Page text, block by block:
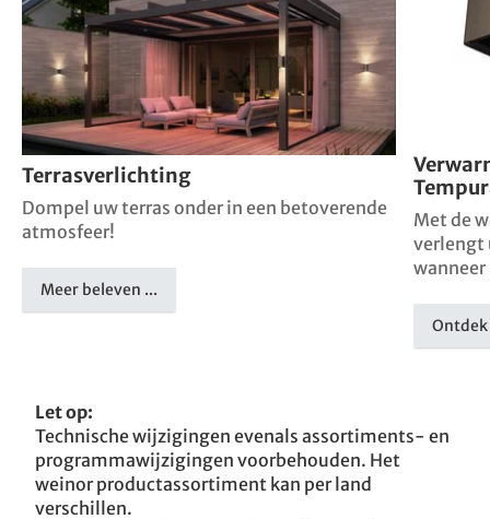
Terrasverlichting
Dompel uw terras onder in een betoverende
atmosfeer!
Meer beleven ...
Met de
verlengt
Let op:
Technische wijzigingen evenals assortiments- en
programmawijzigingen voorbehouden. Het
weinor productassortiment kan per land
verschillen.